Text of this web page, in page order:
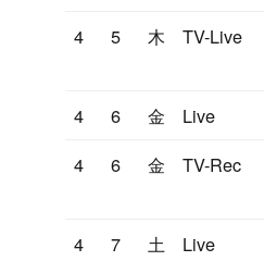
4 5 木 TV-Live
4
6 金 Live
4
6 金 TV-Rec
4
7 土 Live